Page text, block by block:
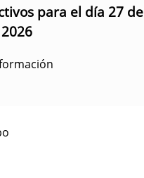
para el día 27 de